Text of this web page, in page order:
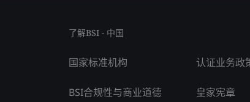
了解BSI - 中国
国家标准机构
BSI合规性与商业道德
认证业务政
皇家宪章